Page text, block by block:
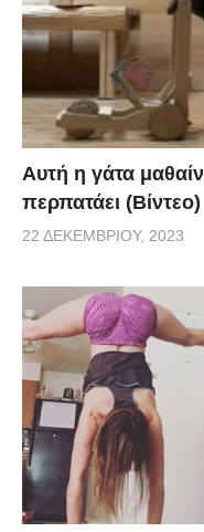
Αυτή η γάτα
περπατάει (Βίντεο)
22 ΔΕΚΕΜΒΡΊΟΥ, 2023